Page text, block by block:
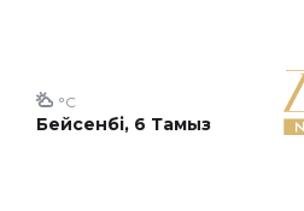
Бейсенбі, 6 Тамыз
°C